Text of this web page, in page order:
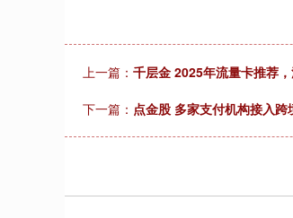
上一篇： 千层金 2025年流量卡推荐
下一篇： 点金股 多家支付机构接入